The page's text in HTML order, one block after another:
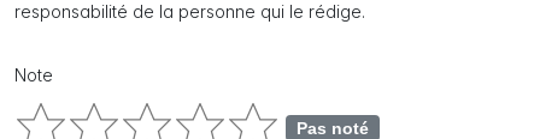
responsabilité de la personne qui le rédige.
Note
Pas noté